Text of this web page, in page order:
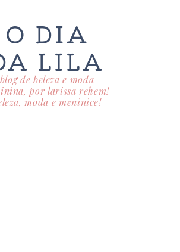
O DIA
LILA
blog de beleza e moda
por larissa rehem!
moda e meninice!